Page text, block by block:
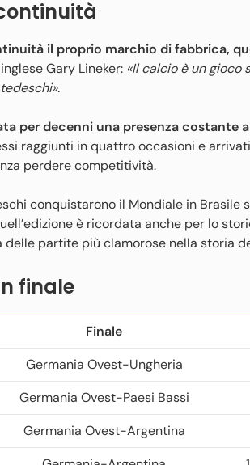
il proprio marchio di fabbrica,
Gary Lineker: «Il calcio è un gioco
per decenni una presenza costante
raggiunti in quattro occasioni e
perdere competitività.
conquistarono il Mondiale in Brasile
è ricordata anche per lo
delle partite più clamorose nella storia
finale
Finale
Germania Ovest-Ungheria
Germania Ovest-Paesi Bassi
Germania Ovest-Argentina